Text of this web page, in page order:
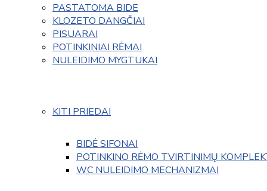
PASTATOMA BIDE
KLOZETO DANGČIAI
PISUARAI
POTINKINIAI RĖMAI
NULEIDIMO MYGTUKAI
KITI PRIEDAI
BIDĖ SIFONAI
POTINKINO RĖMO TVIRTINIMŲ
WC NULEIDIMO MECHANIZMAI